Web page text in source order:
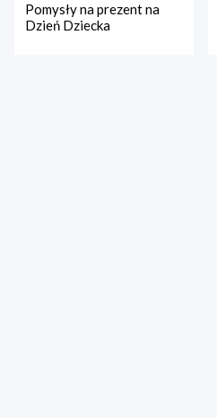
Pomysły na prezent na
Dzień Dziecka